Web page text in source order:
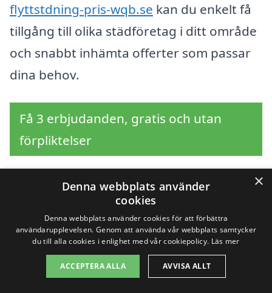
flyttstdning-pris-wqb.se kan du enkelt få
tillgång till olika städföretag i ditt område
och snabbt inhämta offerter som passar
dina behov.
Få 3 erbjudanden, gratis och utan
förpliktelser
Sök efter en
professionell för
flyttstädning i andra
×
Denna webbplats använder
cookies
Denna webbplats använder cookies för att förbättra
användarupplevelsen. Genom att använda vår webbplats samtycker
du till alla cookies i enlighet med vår cookiepolicy. Läs mer
ACCEPTERA ALLA AVVISA ALLT